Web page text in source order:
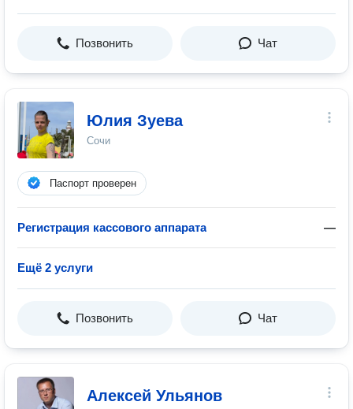
Позвонить Чат
Юлия Зуева
Сочи
Паспорт проверен
Регистрация кассового аппарата —
Ещё 2 услуги
Позвонить Чат
Алексей Ульянов